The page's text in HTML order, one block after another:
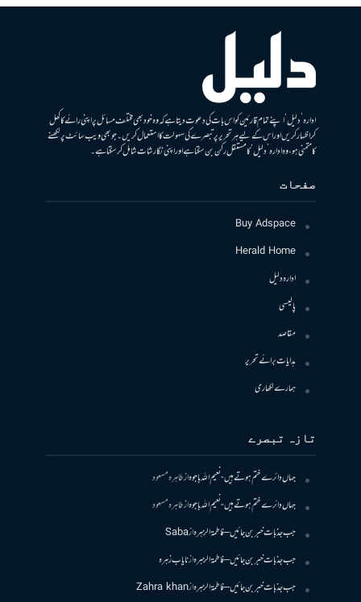
ادارہ ’دلیل‘ اپنے تمام قارئین کو اس بات کی دعوت دیتا ہے کہ وہ خود بھی مختلف مسائل پر اپنی رائے کا کھل
کر اظہار کریں اور اس کے لیے ہر تحریر پر تبصرے کی سہولت کا استعمال کریں۔ جو بھی ویب سائٹ پر لکھنے
کا متمنی ہو، وہ ادارہ ’دلیل‘ کا مستقل رکن بن سکتا ہے اور اپنی نگارشات شامل کرسکتا ہے۔
صفحات
Buy Adspace
Herald Home
ادارہ دلیل
پالیسی
مقاصد
ہدایات برائے تحریر
ہمارے لکھاری
تازہ تبصرے
جہاں دائرے ختم ہوتے ہیں- نعیم اللہ باجوہازطاہرہ مسعود
جہاں دائرے ختم ہوتے ہیں- نعیم اللہ باجوہازطاہرہ مسعود
جب جذبات خبر بن جائیں – فاطمۃالزہرہازSaba
جب جذبات خبر بن جائیں – فاطمۃالزہرہازنایاب زہرہ
جب جذبات خبر بن جائیں – فاطمۃالزہرہازZahra khan